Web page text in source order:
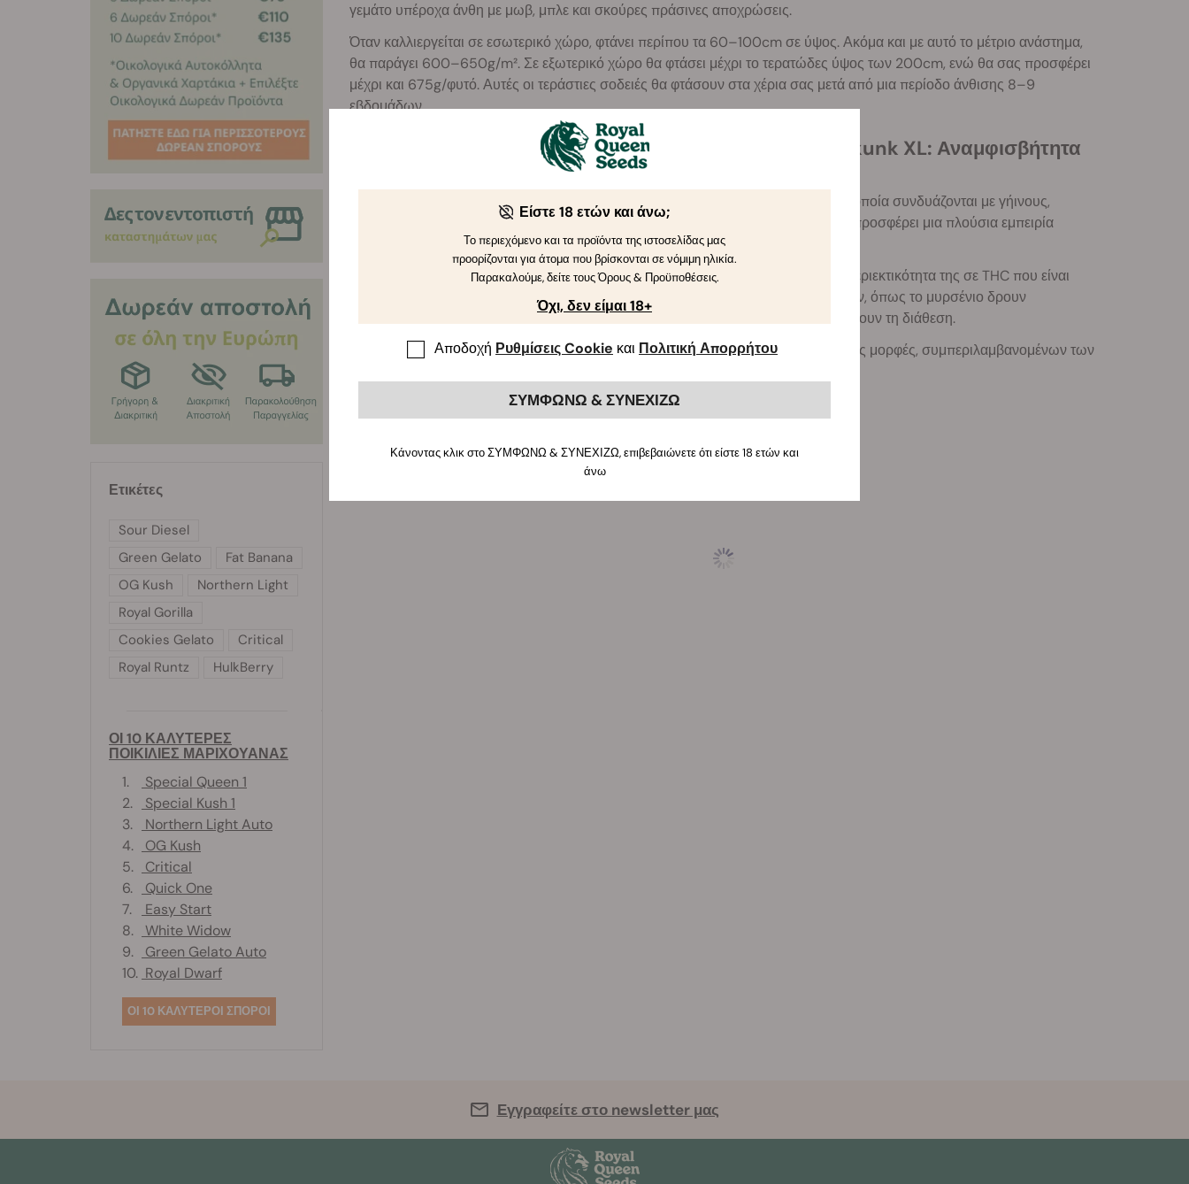
γεμάτο υπέροχα άνθη με μωβ, μπλε και σκούρες πράσινες αποχρώσεις.
Όταν καλλιεργείται σε εσωτερικό χώρο, φτάνει περίπου τα 60–100cm σε ύψος. Ακόμα και με αυτό το μέτριο ανάστημα,
θα παράγει 600–650g/m². Σε εξωτερικό χώρο θα φτάσει μέχρι το τερατώδες ύψος των 200cm, ενώ θα σας προσφέρει
μέχρι και 675g/φυτό. Αυτές οι τεράστιες σοδειές θα φτάσουν στα χέρια σας μετά από μια περίοδο άνθισης 8–9
εβδομάδων.
Άρωμα, Γεύση και Επίδραση των Κανονικών Σπόρων Skunk XL: Αναμφισβήτητα
Οι ποικιλίες Skunk είναι γνωστές για τα έντονα, χαρακτηριστικά αρώματα τους, τα οποία συνδυάζονται με γήινους,
γλυκούς και πιπεράτους τόνους. Πρόκειται για μια εξαιρετικά έντονη ποικιλία που προσφέρει μια πλούσια εμπειρία
καπνίσματος και βομβαρδίζει τη μύτη και τους γευστικούς κάλυκες με κάθε τζούρα.
Αυτός ο διαχρονικός τιτάνας, θα κατακλύσει το μυαλό και το σώμα σας. Αν και η περιεκτικότητα της σε THC που είναι
γύρω στο 17% μπορεί να φαίνεται λίγη, μεγάλες ποσότητες χαλαρωτικών τερπενίων, όπως το μυρσένιο δρουν
συνεργατικά με το κανναβινοειδές για να χαλαρώσουν το σώμα και να σας ανεβάσουν τη διάθεση.
Μπορείτε να βιώσετε την εξαιρετική γενετική της ποικιλίας Skunk σε διάφορες άλλες μορφές, συμπεριλαμβανομένων των
Ετικέτες
Sour Diesel
Green Gelato
Fat Banana
OG Kush
Northern Light
Royal Gorilla
Cookies Gelato
Critical
Royal Runtz
HulkBerry
ΟΙ 10 ΚΑΛΥΤΕΡΕΣ
ΠΟΙΚΙΛΙΕΣ ΜΑΡΙΧΟΥΑΝΑΣ
1.
Special Queen 1
2.
Special Kush 1
3.
Northern Light Auto
4.
OG Kush
5.
Critical
6.
Quick One
7.
Easy Start
8.
White Widow
9.
Green Gelato Auto
10. Royal Dwarf
ΟΙ 10 ΚΑΛΥΤΕΡΟΙ ΣΠΟΡΟΙ
Εγγραφείτε στο newsletter μας
Είστε 18 ετών και άνω;
Το περιεχόμενο και τα προϊόντα της ιστοσελίδας μας
προορίζονται για άτομα που βρίσκονται σε νόμιμη ηλικία.
Παρακαλούμε, δείτε τους Όρους & Προϋποθέσεις.
Όχι, δεν είμαι 18+
Αποδοχή Ρυθμίσεις Cookie και Πολιτική Απορρήτου
ΣΥΜΦΩΝΩ & ΣΥΝΕΧΙΖΩ
Κάνοντας κλικ στο ΣΥΜΦΩΝΩ & ΣΥΝΕΧΙΖΩ, επιβεβαιώνετε ότι είστε 18 ετών και
άνω